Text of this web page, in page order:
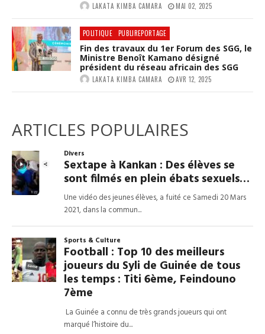
LAKATA KIMBA CAMARA MAI 02, 2025
POLITIQUE PUBLIREPORTAGE
Fin des travaux du 1er Forum des SGG, le
Ministre Benoît Kamano désigné
président du réseau africain des SGG
LAKATA KIMBA CAMARA AVR 12, 2025
ARTICLES POPULAIRES